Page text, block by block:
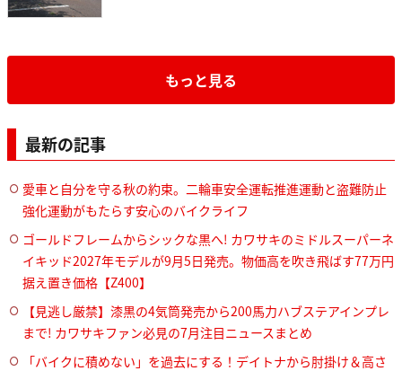
もっと見る
最新の記事
愛車と自分を守る秋の約束。二輪車安全運転推進運動と盗難防止
強化運動がもたらす安心のバイクライフ
ゴールドフレームからシックな黒へ! カワサキのミドルスーパーネ
イキッド2027年モデルが9月5日発売。物価高を吹き飛ばす77万円
据え置き価格【Z400】
【見逃し厳禁】漆黒の4気筒発売から200馬力ハブステアインプレ
まで! カワサキファン必見の7月注目ニュースまとめ
「バイクに積めない」を過去にする！デイトナから肘掛け＆高さ